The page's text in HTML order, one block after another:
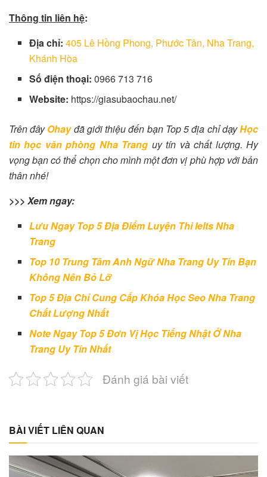
Thông tin liên hệ:
Địa chỉ:405 Lê Hồng Phong, Phước Tân, Nha Trang,
Khánh Hòa
Số điện thoại:0966 713 716
Website: https://giasubaochau.net/
Trên đâyOhayđã giới thiệu đến bạn Top 5 địa chỉ dạyHọc
tin học văn phòng Nha Trang uy tín và chất lượng. Hy
vọng bạn có thể chọn cho mình một đơn vị phù hợp với bản
thân nhé!
>>> Xem ngay:
Lưu Ngay Top 5 Địa Điểm Luyện Thi Ielts Nha
Trang
Top 10 Trung Tâm Anh Ngữ Nha Trang Uy Tín Bạn
Không Nên Bỏ Lỡ
Top 5 Địa Chỉ Cung Cấp Khóa Học Seo Nha Trang
Chất Lượng Nhất
Note Ngay Top 5 Đơn Vị Học Tiếng Nhật Ở Nha
Trang Uy Tín Nhất
Đánh giá bài viết
BÀI VIẾT LIÊN QUAN